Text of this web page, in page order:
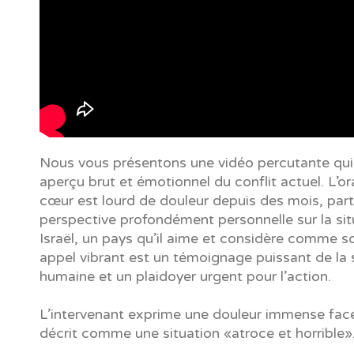
Nous vous présentons une vidéo percutante
aperçu brut et émotionnel du conflit actuel.
cœur est lourd de douleur depuis des mois,
perspective profondément personnelle sur la
Israël, un pays qu’il aime et considère comme
appel vibrant est un témoignage puissant de la
humaine et un plaidoyer urgent pour l’action.
L’intervenant exprime une douleur immense
décrit comme une situation «atroce et